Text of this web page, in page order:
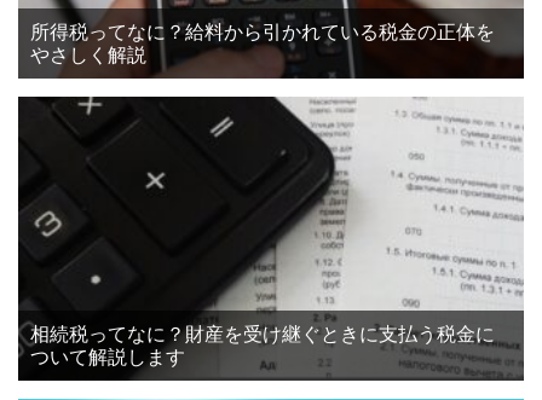
所得税ってなに？給料から引かれている税金の正体を
やさしく解説
相続税ってなに？財産を受け継ぐときに支払う税金に
ついて解説します